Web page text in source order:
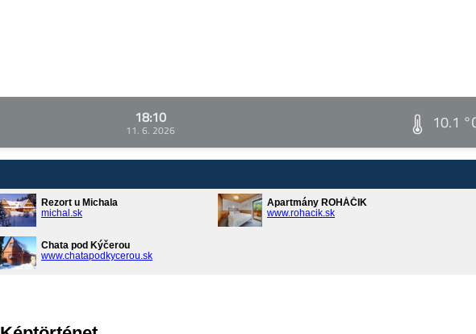
18:10
11. 6. 2026 10.1
Rezort u Michala
michal.sk
Apartmány ROHÁČIK
www.rohacik.sk
Chata pod Kýčerou
www.chatapodkycerou.sk